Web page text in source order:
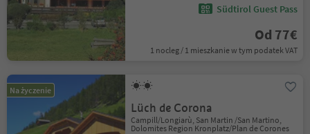
Südtirol Guest Pass
Od 77€
1 nocleg / 1 mieszkanie w tym podatek VAT
Na życzenie
Lüch de Corona
Campill/Longiarù, San Martin /San Martino,
Dolomites Region Kronplatz/Plan de Corones